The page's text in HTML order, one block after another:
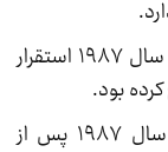
پیش از این، «قانون انرژی هسته‌ای» مصوب سال ۱۹۸۷ استقرار
بود.
، وزیر دفاع فنلاند گفت قانون سال ۱۹۸۷ پس از